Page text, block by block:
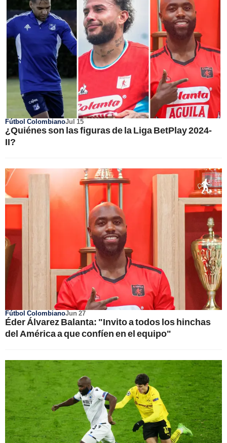
Fútbol ColombianoJul 15
¿Quiénes son las figuras de la Liga BetPlay 2024-
II?
Fútbol ColombianoJun 27
Éder Álvarez Balanta: "Invito a todos los hinchas
del América a que confíen en el equipo"